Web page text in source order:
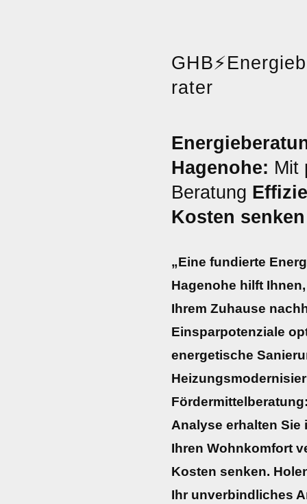
GHB⚡
rater
Hagenohe: Mit
Beratung
Kosten senken
„Eine fundierte
Hagenohe hilft
Ihrem Zuhause
Einsparpotenziale
energetische
Analyse erhalten
Ihren Wohnkomfort
Kosten senken.
Ihr unverbindliches